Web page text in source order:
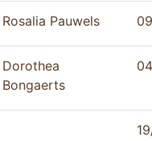
Rosalia Pauwels
Dorothea
Bongaerts